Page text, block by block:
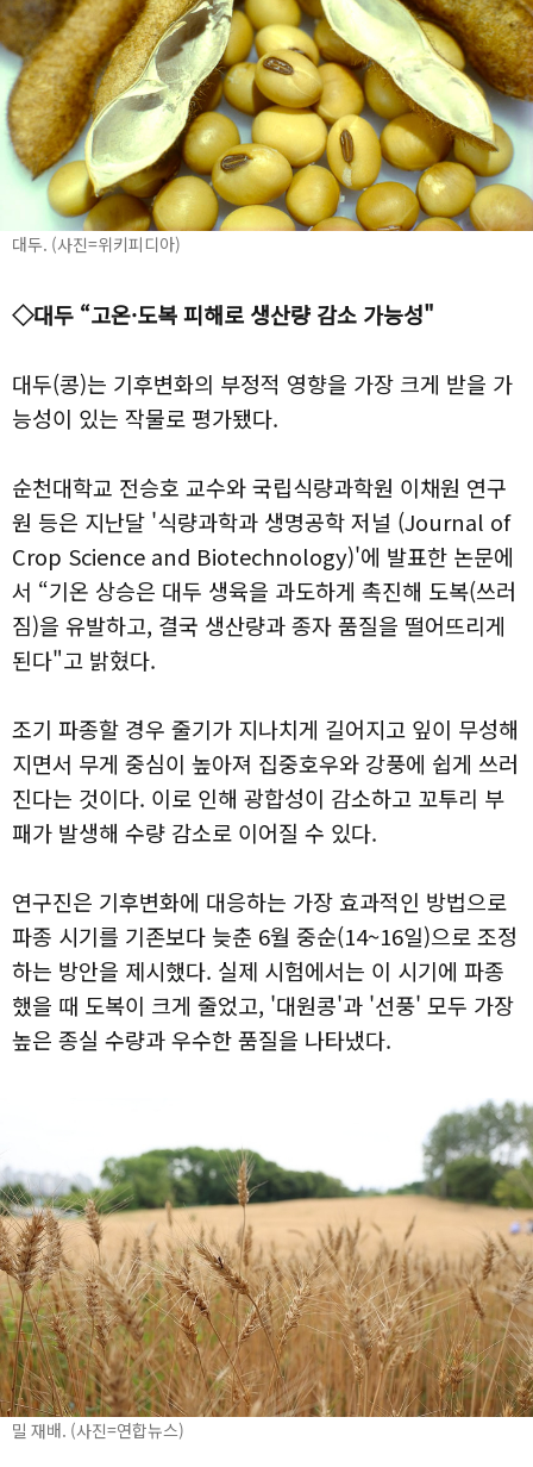
대두. (사진=위키피디아)
◇대두 “고온·도복 피해로 생산량 감소 가능성"
대두(콩)는 기후변화의 부정적 영향을 가장 크게 받을 가
능성이 있는 작물로 평가됐다.
순천대학교 전승호 교수와 국립식량과학원 이채원 연구
원 등은 지난달 '식량과학과 생명공학 저널 (Journal of
Crop Science and Biotechnology)'에 발표한 논문에
서 “기온 상승은 대두 생육을 과도하게 촉진해 도복(쓰러
짐)을 유발하고, 결국 생산량과 종자 품질을 떨어뜨리게
된다"고 밝혔다.
조기 파종할 경우 줄기가 지나치게 길어지고 잎이 무성해
지면서 무게 중심이 높아져 집중호우와 강풍에 쉽게 쓰러
진다는 것이다. 이로 인해 광합성이 감소하고 꼬투리 부
패가 발생해 수량 감소로 이어질 수 있다.
연구진은 기후변화에 대응하는 가장 효과적인 방법으로
파종 시기를 기존보다 늦춘 6월 중순(14~16일)으로 조정
하는 방안을 제시했다. 실제 시험에서는 이 시기에 파종
했을 때 도복이 크게 줄었고, '대원콩'과 '선풍' 모두 가장
높은 종실 수량과 우수한 품질을 나타냈다.
밀 재배. (사진=연합뉴스)